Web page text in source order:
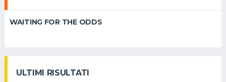
WAITING FOR THE ODDS
ULTIMI RISULTATI